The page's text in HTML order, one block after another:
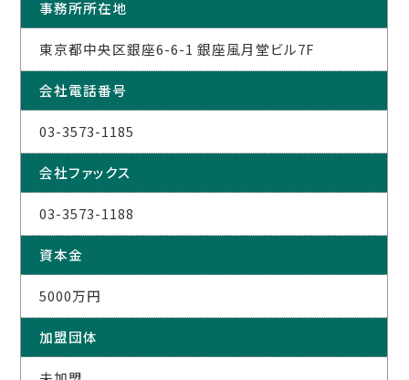
事務所所在地
東京都中央区銀座6-6-1 銀座風月堂ビル7F
会社電話番号
03-3573-1185
会社ファックス
03-3573-1188
資本金
5000万円
加盟団体